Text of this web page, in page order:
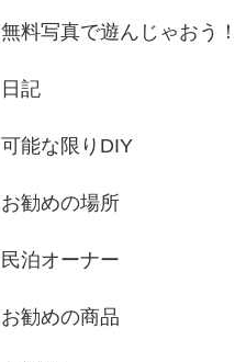
無料写真で遊んじゃおう！
日記
可能な限りDIY
お勧めの場所
民泊オーナー
お勧めの商品